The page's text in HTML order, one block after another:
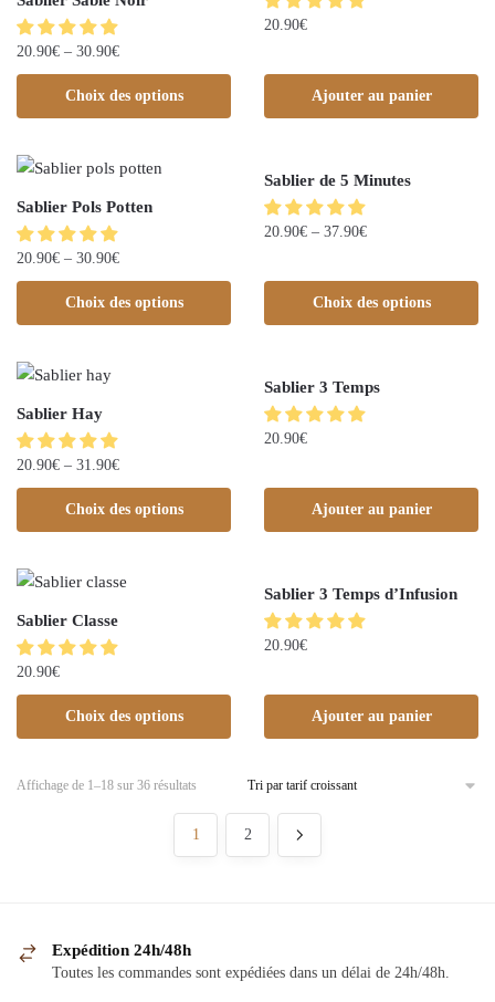
20.90€ – 30.90€
Choix des options
20.90€
Ajouter au panier
Sablier Pols Potten
20.90€ – 30.90€
Choix des options
Sablier de 5 Minutes
20.90€ – 37.90€
Choix des options
Sablier Hay
20.90€ – 31.90€
Choix des options
Sablier 3 Temps
20.90€
Ajouter au panier
Sablier Classe
20.90€
Choix des options
Sablier 3 Temps d’Infusion
20.90€
Ajouter au panier
Affichage de 1–18 sur 36 résultats
1 2
Expédition 24h/48h
Toutes les commandes sont expédiées dans un délai de 24h/48h.